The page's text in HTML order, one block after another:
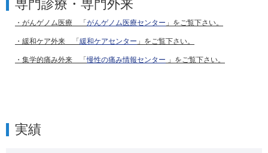
専門診療・専門外来
・がんゲノム医療 「 がんゲノム医療センター 」をご覧下さい。
・緩和ケア外来 「 緩和ケアセンター 」をご覧下さい。
・集学的痛み外来 「慢性の痛み情報センター 」をご覧下さい。
実績